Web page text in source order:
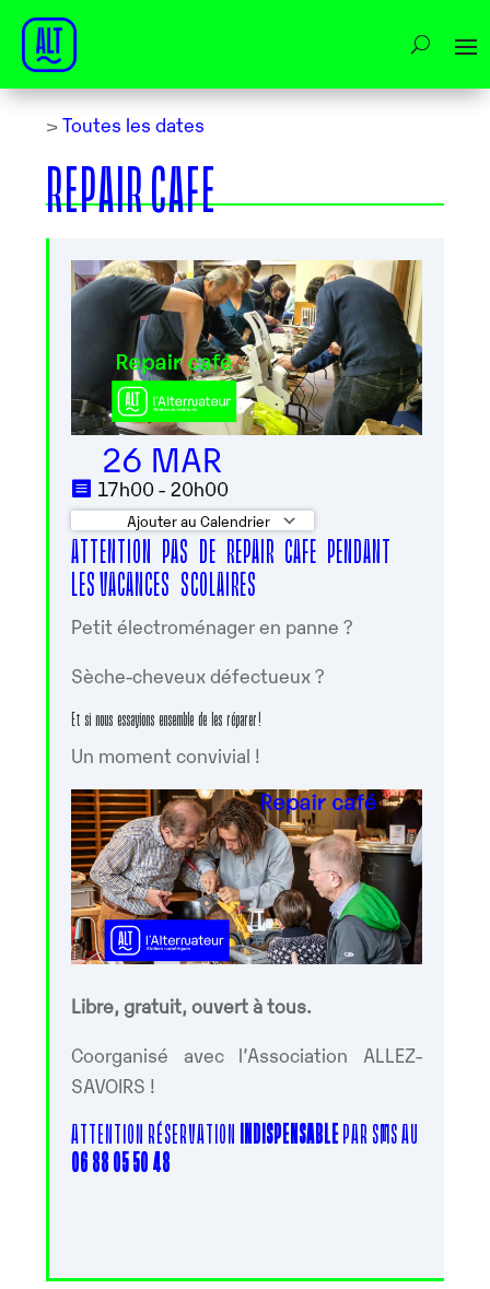
> Toutes les dates
REPAIR CAFE
26 MAR
17h00 - 20h00
Ajouter au Calendrier
Télécharger ICS Calendrier Google
ATTENTION PAS DE REPAIR CAFE PENDANT
LES VACANCES SCOLAIRES
Petit électroménager en panne ?
Sèche-cheveux défectueux ?
Et si nous essayions ensemble de les réparer !
Un moment convivial !
Libre, gratuit, ouvert à tous.
Coorganisé avec l’Association ALLEZ-
SAVOIRS !
ATTENTION RÉSERVATIONINDISPENSABLEPAR SMS AU
06 88 05 50 48